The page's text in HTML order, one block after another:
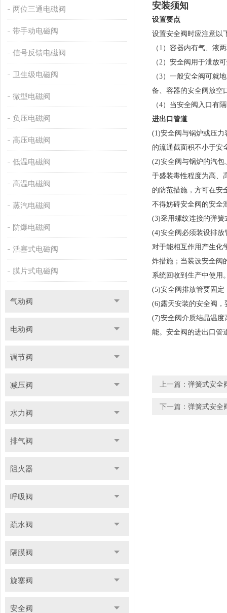
两位三通电磁阀
带手动电磁阀
信号反馈电磁阀
卫生级电磁阀
微型电磁阀
负压电磁阀
高压电磁阀
低温电磁阀
高温电磁阀
蒸汽电磁阀
防爆电磁阀
活塞式电磁阀
膜片式电磁阀
气动阀
电动阀
调节阀
减压阀
水力阀
排气阀
阻火器
呼吸阀
疏水阀
隔膜阀
旋塞阀
安全阀
安装须知
设置要点
设置安全阀时应注意以
（ 1）容器内有气、液
（2）安全阀用于泄放
（3）一般安全阀可就
备、容器的安全阀放空
（4）当安全阀入口有
进出口管道
(1)安全阀与锅炉或压
的流通截面积不小于安
(2)安全阀与锅炉的汽
于盛装毒性程度为高、
的防范措施，方可在安
不得妨碍安全阀的安全
(3)采用螺纹连接的弹
(4)安全阀必须装设排
对于能相互作用产生化
炸措施；当装设安全阀
系统回收到生产中使用
(5)安全阀排放管要固
(6)露天安装的安全阀
(7)安全阀介质结晶温
能。安全阀的进出口管
上一篇： 弹簧式安全
下一篇： 弹簧式安全